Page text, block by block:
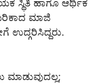
ಸ್ಥಿತಿ ಹಾಗೂ ಆರ್ಥಿಕ
ಮಾಜಿ
ಉದ್ಗರಿಸಿದ್ದರು.
ಮಾಡುವುದಲ್ಲ;